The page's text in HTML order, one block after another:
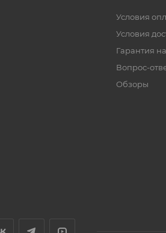
Условия
Условия
Гарантия
Вопрос-
Обзоры